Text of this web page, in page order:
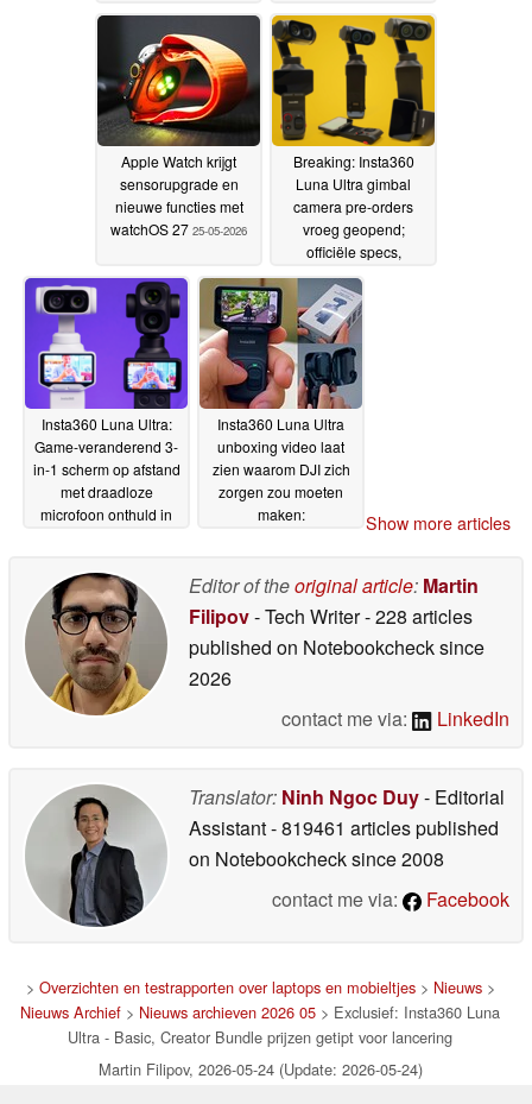
Apple Watch krijgt
sensorupgrade en
nieuwe functies met
watchOS 27 25-05-2026
Breaking: Insta360
Luna Ultra gimbal
camera pre-orders
vroeg geopend;
officiële specs,
afbeeldingen vermeld
24-05-2026
Insta360 Luna Ultra:
Game-veranderend 3-
in-1 scherm op afstand
met draadloze
microfoon onthuld in
Insta360 Luna Ultra
unboxing video laat
zien waarom DJI zich
zorgen zou moeten
maken:
20-05-2026
Show more articles
Editor of theoriginal article: Martin
Filipov- Tech Writer- 228 articles
published on Notebookchecksince
2026
contact me via:
LinkedIn
Translator: Ninh Ngoc Duy- Editorial
Assistant- 819461 articles published
on Notebookchecksince 2008
contact me via:
Facebook
> Overzichten en testrapporten over laptops en mobieltjes> Nieuws>
Nieuws Archief > Nieuws archieven 2026 05 > Exclusief: Insta360 Luna
Ultra - Basic, Creator Bundle prijzen getipt voor lancering
Martin Filipov, 2026-05-24 (Update: 2026-05-24)